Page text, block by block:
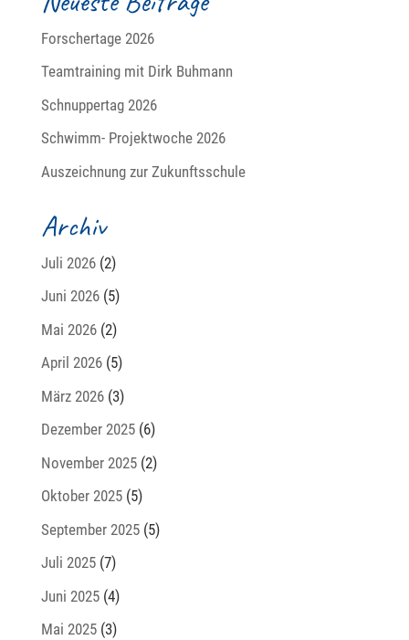
Forschertage 2026
Teamtraining mit Dirk Buhmann
Schnuppertag 2026
Schwimm- Projektwoche 2026
Auszeichnung zur Zukunftsschule
Archiv
Juli 2026(2)
Juni 2026(5)
Mai 2026(2)
April 2026(5)
März 2026(3)
Dezember 2025(6)
November 2025(2)
Oktober 2025(5)
September 2025(5)
Juli 2025(7)
Juni 2025(4)
Mai 2025(3)